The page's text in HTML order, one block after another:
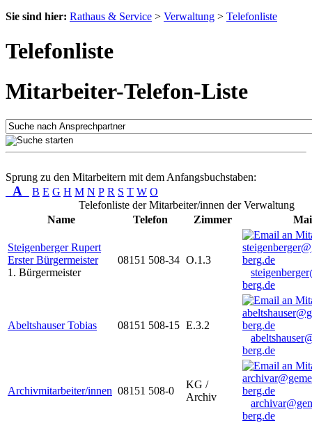
Sie sind hier: Rathaus & Service > Verwaltung > Telefonliste
Telefonliste
Mitarbeiter-Telefon-Liste
Sprung zu den Mitarbeitern mit dem Anfangsbuchstaben:
A B E G H M N P R S T W O
Telefonliste der Mitarbeiter/innen der Verwaltung
Name
Telefon Zimmer
Steigenberger Rupert
Erster Bürgermeister
1. Bürgermeister
08151 508-34 O.1.3
berg.de
Abeltshauser Tobias 08151 508-15 E.3.2
berg.de
Archivmitarbeiter/innen 08151 508-0
KG /
Archiv
berg.de